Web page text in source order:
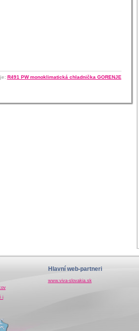
R491 PW monoklimatická chladnička GORENJE
i
Hlavní web-partneri
www.viva-slovakia.sk